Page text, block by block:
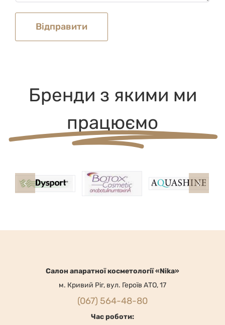
Бренди з якими ми
працюємо
Cалон апаратної косметології «Nika»
м. Кривий Ріг, вул. Героїв АТО, 17
(067) 564-48-80
Час роботи: